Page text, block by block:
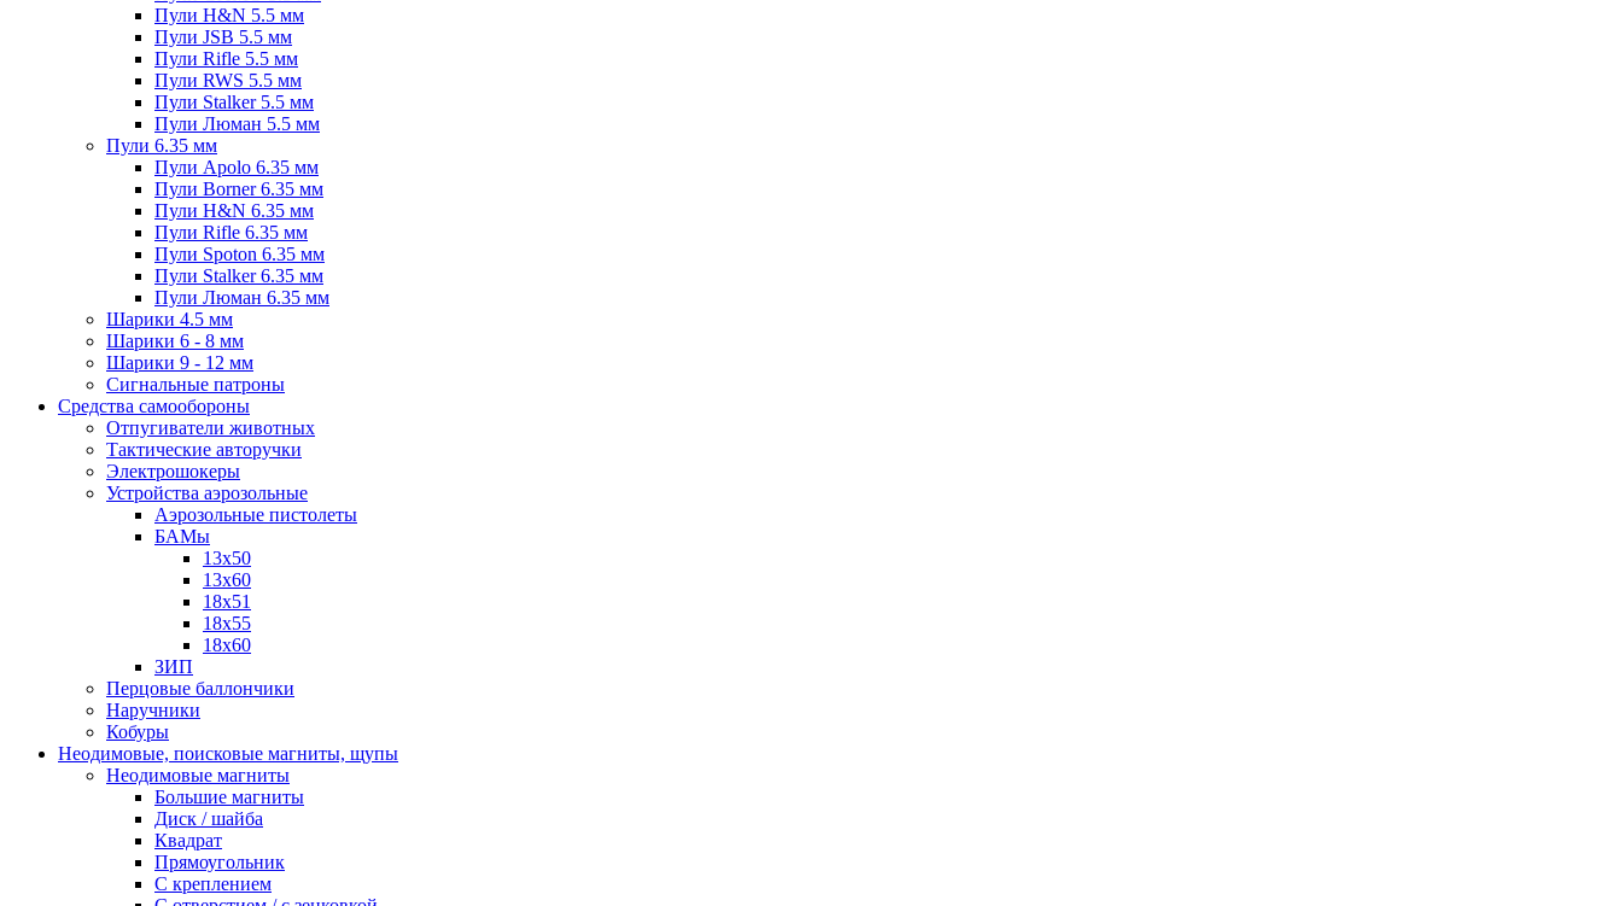
Пули H&N 5.5 мм
Пули JSB 5.5 мм
Пули Rifle 5.5 мм
Пули RWS 5.5 мм
Пули Stalker 5.5 мм
Пули Люман 5.5 мм
Пули 6.35 мм
Пули Apolo 6.35 мм
Пули Borner 6.35 мм
Пули H&N 6.35 мм
Пули Rifle 6.35 мм
Пули Spoton 6.35 мм
Пули Stalker 6.35 мм
Пули Люман 6.35 мм
Шарики 4.5 мм
Шарики 6 - 8 мм
Шарики 9 - 12 мм
Сигнальные патроны
Средства самообороны
Отпугиватели животных
Тактические авторучки
Электрошокеры
Устройства аэрозольные
Аэрозольные пистолеты
БАМы
13х50
13х60
18х51
18х55
18х60
ЗИП
Перцовые баллончики
Наручники
Кобуры
Неодимовые, поисковые магниты, щупы
Неодимовые магниты
Большие магниты
Диск / шайба
Квадрат
Прямоугольник
С креплением